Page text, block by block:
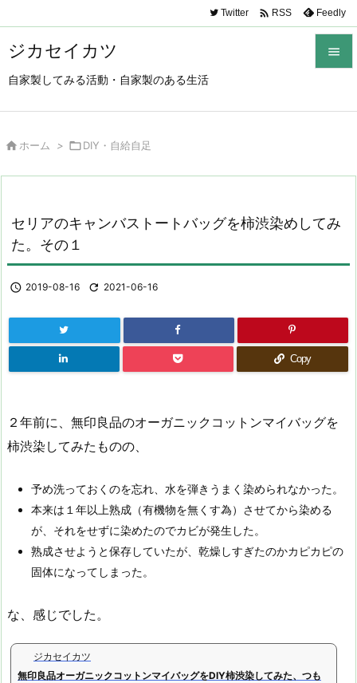
ジカセイカツ
自家製してみる活動・自家製のある生活

次へ
検索
Twitter  RSS Feedly
 ホーム > DIY・自給自足
セリアのキャンバストートバッグを柿渋染めしてみ
た。その１
 2019-08-16  2021-06-16
Copy
２年前に、無印良品のオーガニックコットンマイバッグを
柿渋染してみたものの、
予め洗っておくのを忘れ、水を弾きうまく染められなかった。
本来は１年以上熟成（有機物を無くす為）させてから染める
が、それをせずに染めたのでカビが発生した。
熟成させようと保存していたが、乾燥しすぎたのかカピカピの
固体になってしまった。
な、感じでした。
ジカセイカツ
無印良品オーガニックコットンマイバッグをDIY柿渋染してみた、つも